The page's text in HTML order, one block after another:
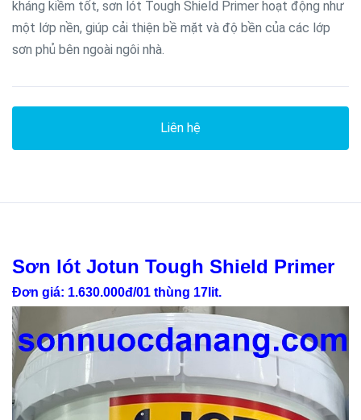
kháng kiềm tốt, sơn lót Tough Shield Primer hoạt động như
một lớp nền, giúp cải thiện bề mặt và độ bền của các lớp
sơn phủ bên ngoài ngôi nhà.
Liên hệ
Sơn lót Jotun Tough Shield Primer
Đơn giá: 1.630.000đ/01 thùng 17lit.